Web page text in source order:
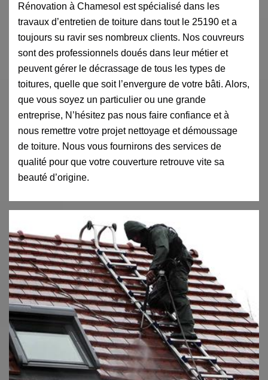
Rénovation à Chamesol est spécialisé dans les
travaux d’entretien de toiture dans tout le 25190 et a
toujours su ravir ses nombreux clients. Nos couvreurs
sont des professionnels doués dans leur métier et
peuvent gérer le décrassage de tous les types de
toitures, quelle que soit l’envergure de votre bâti. Alors,
que vous soyez un particulier ou une grande
entreprise, N’hésitez pas nous faire confiance et à
nous remettre votre projet nettoyage et démoussage
de toiture. Nous vous fournirons des services de
qualité pour que votre couverture retrouve vite sa
beauté d’origine.